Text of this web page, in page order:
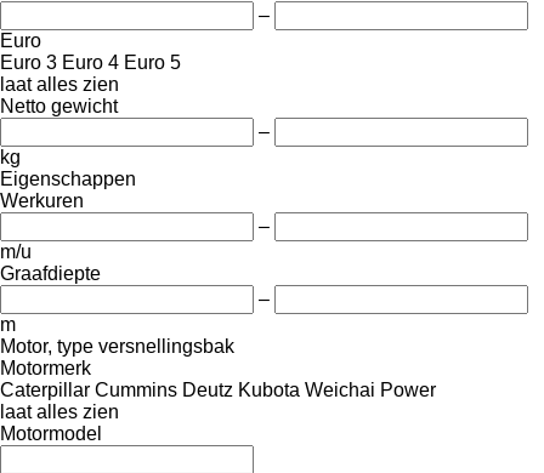
–
Euro
Euro 3 Euro 4 Euro 5
laat alles zien
Netto gewicht
–
kg
Eigenschappen
Werkuren
–
m/u
Graafdiepte
–
m
Motor, type versnellingsbak
Motormerk
Caterpillar Cummins Deutz Kubota Weichai Power
laat alles zien
Motormodel